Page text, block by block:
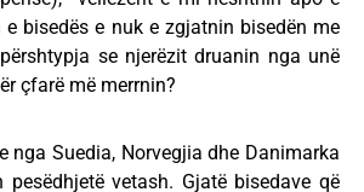
bisedës e nuk e zgjatnin bisedën me
se njerëzit druanin nga unë
çfarë më merrnin?
Suedia, Norvegjia dhe Danimarka
pesëdhjetë vetash. Gjatë bisedave që